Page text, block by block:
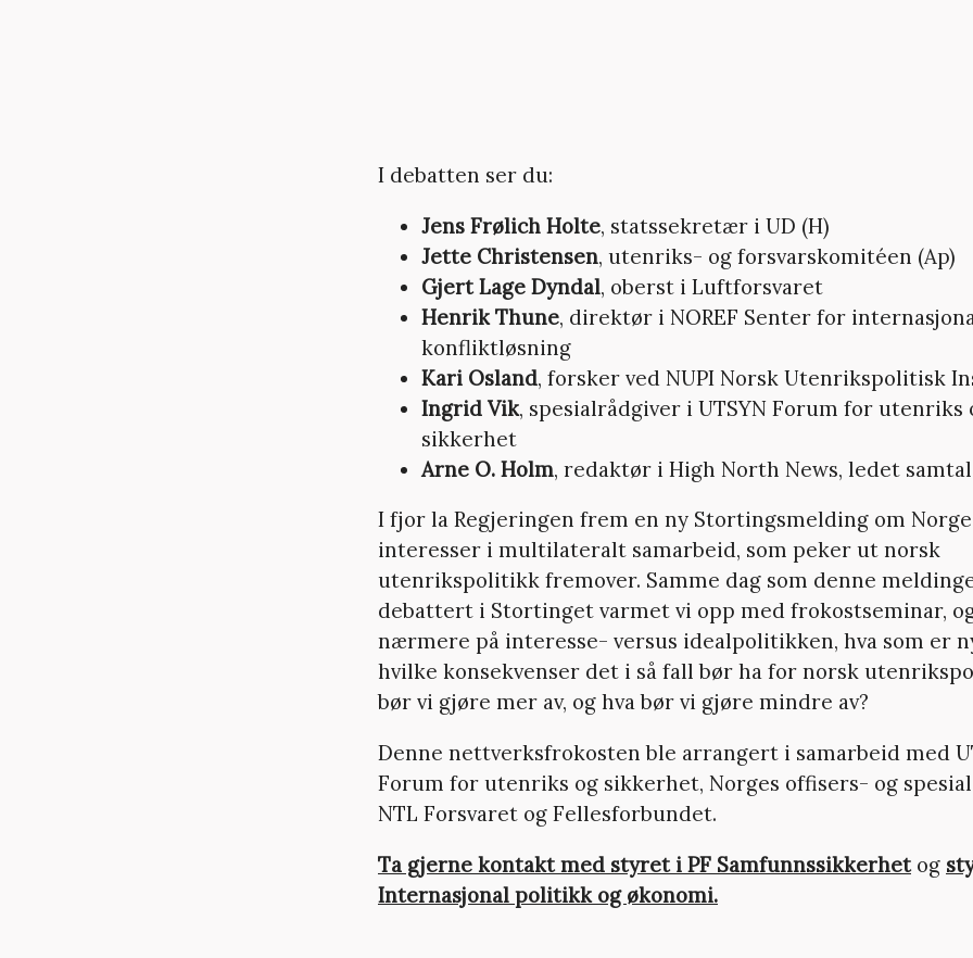
I debatten ser du:
Jens Frølich Holte, statssekretær i UD (H)
Jette Christensen, utenriks- og forsvarskomitéen (Ap)
Gjert Lage Dyndal, oberst i Luftforsvaret
Henrik Thune, direktør i NOREF Senter for
konfliktløsning
Kari Osland, forsker ved NUPI Norsk Utenrikspolitisk
Ingrid Vik, spesialrådgiver i UTSYN Forum for utenriks
sikkerhet
Arne O. Holm, redaktør i High North News, ledet
I fjor la Regjeringen frem en ny Stortingsmelding om
interesser i multilateralt samarbeid, som peker ut norsk
utenrikspolitikk fremover. Samme dag som denne
debattert i Stortinget varmet vi opp med frokostseminar,
nærmere på interesse- versus idealpolitikken, hva som er
hvilke konsekvenser det i så fall bør ha for norsk
bør vi gjøre mer av, og hva bør vi gjøre mindre av?
Denne nettverksfrokosten ble arrangert i samarbeid med
Forum for utenriks og sikkerhet, Norges offisers- og
NTL Forsvaret og Fellesforbundet.
Ta gjerne kontakt med styret i PF Samfunnssikkerhetog
Internasjonal politikk og økonomi.